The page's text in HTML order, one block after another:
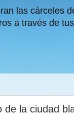
las cárceles
a través de
de la ciudad